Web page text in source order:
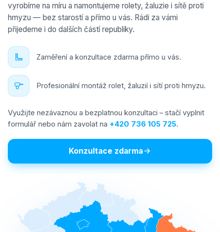
vyrobíme na míru a namontujeme rolety, žaluzie i sítě proti
hmyzu — bez starostí a přímo u vás. Rádi za vámi
přijedeme i do dalších částí republiky.
Zaměření a konzultace zdarma přímo u vás.
Profesionální montáž rolet, žaluzií i sítí proti hmyzu.
Využijte nezávaznou a bezplatnou konzultaci – stačí vyplnit
formulář nebo nám zavolat na +420 736 105 725.
Konzultace zdarma